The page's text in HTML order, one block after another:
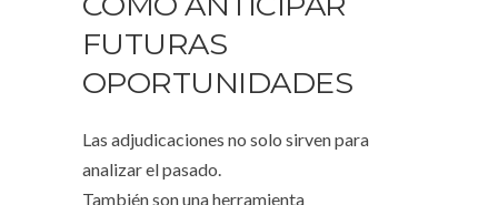
FUTURAS
OPORTUNIDADES
Las adjudicaciones no solo sirven para
analizar el pasado.
También son una herramienta